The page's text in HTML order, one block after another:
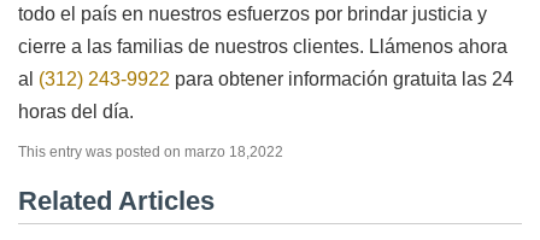
todo el país en nuestros esfuerzos por brindar justicia y
cierre a las familias de nuestros clientes. Llámenos ahora
al (312) 243-9922 para obtener información gratuita las 24
horas del día.
This entry was posted on marzo 18,2022
Related Articles